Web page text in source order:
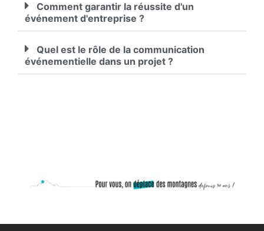
Comment garantir la réussite d'un
événement d'entreprise ?
Quel est le rôle de la communication
événementielle dans un projet ?